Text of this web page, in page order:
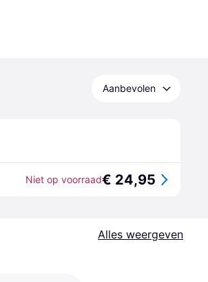
Aanbevolen
Niet op voorraad€ 24,95
Alles weergeven